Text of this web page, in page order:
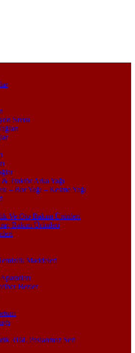
Sıvısı
Traktör Arka Yağı
– Bor Yağı – Kesme Yağı
Ve Oto Bakım Ürünleri
Bakım Ürünleri
Maddeleri
Bezler
316L Paslanmaz Seri